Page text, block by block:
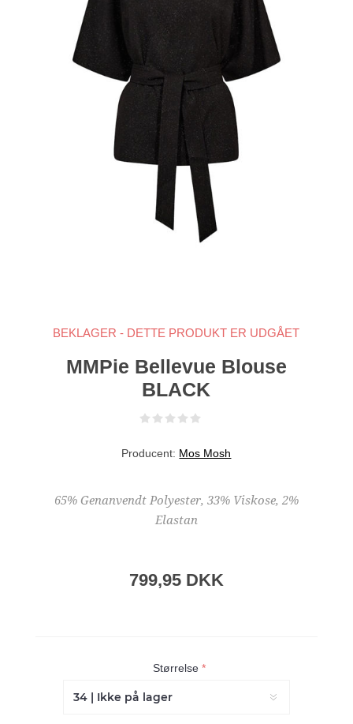
BEKLAGER - DETTE PRODUKT ER UDGÅET
MMPie Bellevue Blouse
BLACK
Producent: Mos Mosh
65% Genanvendt Polyester, 33% Viskose, 2%
Elastan
799,95 DKK
Størrelse*